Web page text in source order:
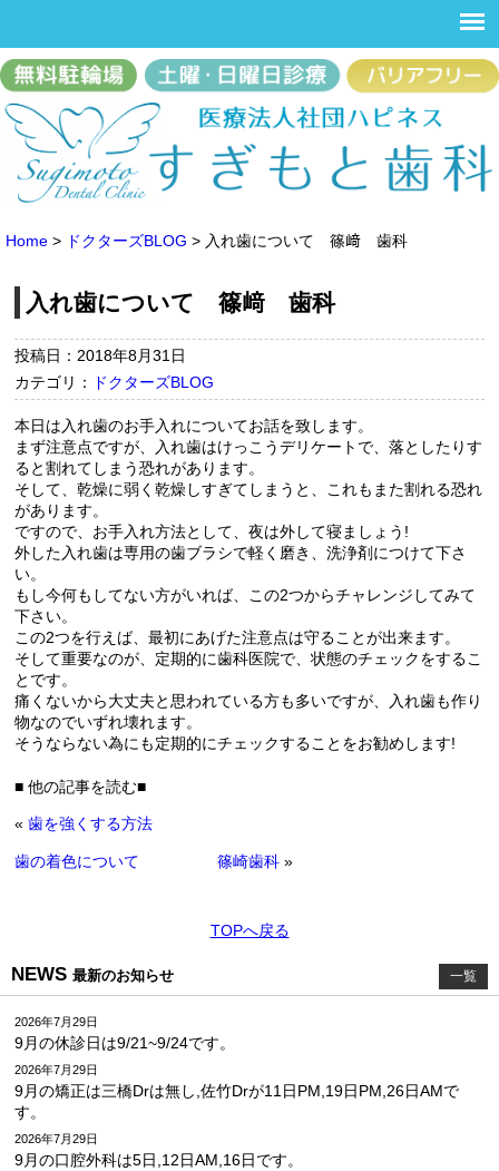
Home > ドクターズBLOG > 入れ歯について 篠﨑 歯科
入れ歯について 篠﨑 歯科
投稿日：2018年8月31日
カテゴリ：
ドクターズBLOG
本日は入れ歯のお手入れについてお話を致します。
まず注意点ですが、入れ歯はけっこうデリケートで、落としたりす
ると割れてしまう恐れがあります。
そして、乾燥に弱く乾燥しすぎてしまうと、これもまた割れる恐れ
があります。
ですので、お手入れ方法として、夜は外して寝ましょう!
外した入れ歯は専用の歯ブラシで軽く磨き、洗浄剤につけて下さ
い。
もし今何もしてない方がいれば、この2つからチャレンジしてみて
下さい。
この2つを行えば、最初にあげた注意点は守ることが出来ます。
そして重要なのが、定期的に歯科医院で、状態のチェックをするこ
とです。
痛くないから大丈夫と思われている方も多いですが、入れ歯も作り
物なのでいずれ壊れます。
そうならない為にも定期的にチェックすることをお勧めします!
■ 他の記事を読む■
«歯を強くする方法
歯の着色について 篠崎歯科 »
TOPへ戻る
NEWS 最新のお知らせ 一覧
2026年7月29日
9月の休診日は9/21~9/24です。
2026年7月29日
9月の矯正は三橋Drは無し,佐竹Drが11日PM,19日PM,26日AMで
す。
2026年7月29日
9月の口腔外科は5日,12日AM,16日です。